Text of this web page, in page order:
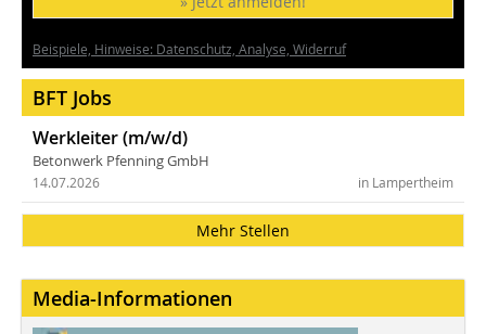
Beispiele, Hinweise: Datenschutz, Analyse, Widerruf
BFT Jobs
Werkleiter (m/w/d)
Betonwerk Pfenning GmbH
in Lampertheim
14.07.2026
Mehr Stellen
Media-Informationen